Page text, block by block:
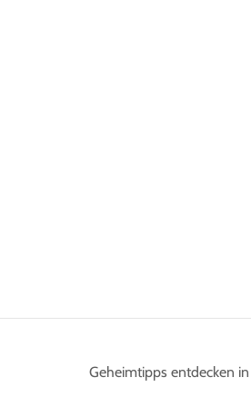
Geheimtipps entdecken